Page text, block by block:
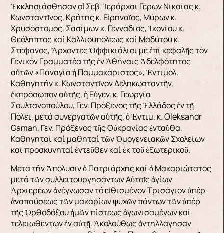
Ἐκκλησιάσθησαν οἱ Σεβ. Ἱεράρχαι Γέρων Νικαίας κ.
Κωνσταντῖνος, Κρήτης κ. Εἰρηναῖος, Μύρων κ.
Χρυσόστομος, Σασίμων κ. Γεννάδιος, Ἰκονίου κ.
Θεόληπτος καί Καλλιουπόλεως καί Μαδύτου κ.
Στέφανος, Ἄρχοντες Ὀφφικιάλιοι μέ ἐπί κεφαλῆς τόν
Γενικόν Γραμματέα τῆς ἐν Ἀθήναις Ἀδελφότητος
αὐτῶν «Παναγία ἡ Παμμακάριστος», Ἐντιμολ.
Καθηγητήν κ. Κωνσταντῖνον Δεληκωσταντῆν,
ἐκπρόσωπον αὐτῆς, ἡ Εὐγεν. κ. Γεωργία
Σουλτανοπούλου, Γεν. Πρόξενος τῆς Ἑλλάδος ἐν τῇ
Πόλει, μετά συνεργατῶν αὐτῆς, ὁ Ἐντιμ. κ. Oleksandr
Gaman, Γεν. Πρόξενος τῆς Οὐκρανίας ἐνταῦθα,
Καθηγηταί καί μαθηταί τῶν Ὁμογενειακῶν Σχολείων
καί προσκυνηταί ἐντεῦθεν καί ἐκ τοῦ ἐξωτερικοῦ.
Μετά τήν Ἀπόλυσιν ὁ Πατριάρχης καί ὁ Μακαριώτατος
μετά τῶν συλλειτουργησάντων Αὐτοῖς ἁγίων
Ἀρχιερέων ἀνέγνωσαν τό εἰθισμένον Τρισάγιον ὑπέρ
ἀναπαύσεως τῶν μακαρίων ψυχῶν πάντων τῶν ὑπέρ
τῆς Ὀρθοδόξου ἡμῶν πίστεως ἀγωνισαμένων καί
τελειωθέντων ἐν αὐτῇ. Ἀκολούθως ἀντηλλάγησαν